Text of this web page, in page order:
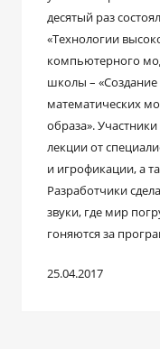
десятый раз
«Технологии
компьютерного
школы –
математических
образа».
лекции от
и игрофикации, а
Разработчики
звуки, где мир
гоняются за
25.04.2017